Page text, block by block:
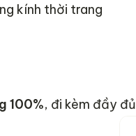
kính thời trang
100%, đi kèm đầy đủ